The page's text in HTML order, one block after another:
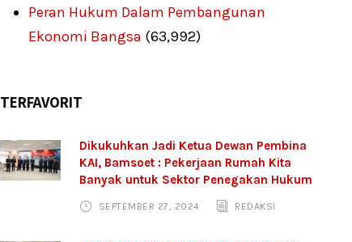
Peran Hukum Dalam Pembangunan
Ekonomi Bangsa (63,992)
TERFAVORIT
Dikukuhkan Jadi Ketua Dewan Pembina
KAI, Bamsoet : Pekerjaan Rumah Kita
Banyak untuk Sektor Penegakan Hukum
SEPTEMBER 27, 2024 REDAKSI